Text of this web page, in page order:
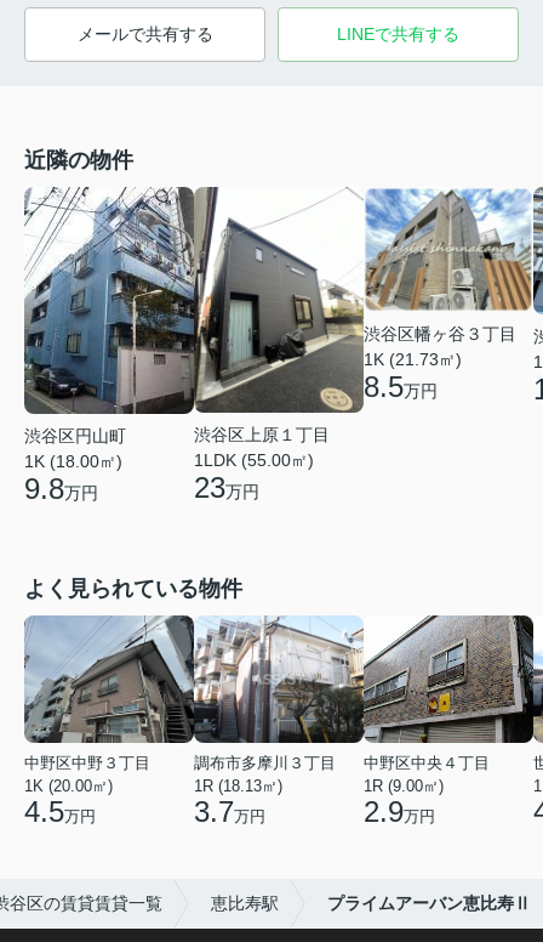
メールで共有する LINEで共有する
近隣の物件
渋谷区円山町
1K (18.00㎡)
9.8万円
渋谷区上原１丁目
1LDK (55.00㎡)
23万円
渋谷区幡ヶ谷３丁目
1K (21.73㎡)
8.5万円
よく見られている物件
中野区中野３丁目
1K (20.00㎡)
4.5万円
調布市多摩川３丁目
1R (18.13㎡)
3.7万円
中野区中央４丁目
1R (9.00㎡)
2.9万円
谷区の賃貸賃貸一覧 恵比寿駅 プライムアーバン恵比寿Ⅱ